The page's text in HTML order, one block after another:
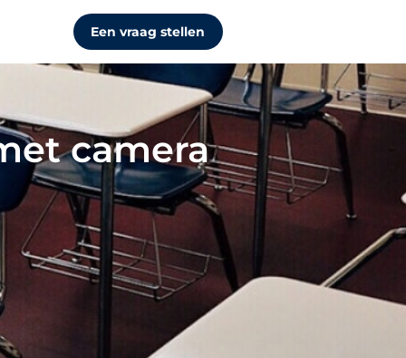
Een vraag stellen
camera